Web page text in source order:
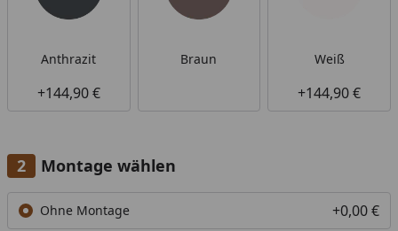
Anthrazit
+144,90 €
Braun Weiß
+144,90 €
Montage wählen
Ohne Montage +0,00 €